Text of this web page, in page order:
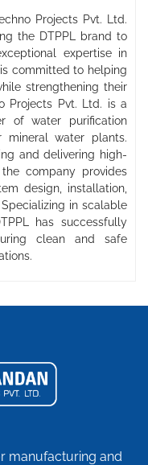
Projects Pvt. Ltd.
the DTPPL brand to
expertise in
committed to helping
strengthening their
Projects Pvt. Ltd. is a
of water purification
mineral water plants.
and delivering high-
company provides
design, installation,
in scalable
has successfully
clean and safe
manufacturing and